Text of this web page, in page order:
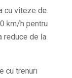
cu viteze de
km/h pentru
reduce de la
cu trenuri